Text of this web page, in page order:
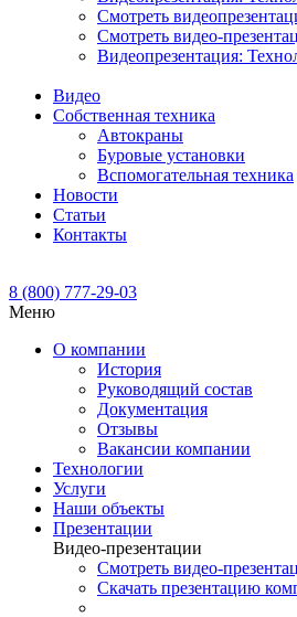
Смотреть
Смотреть видео-
Видеопрезентация:
Видео
Собственная техника
Автокраны
Буровые установки
Вспомогательная техника
Новости
Статьи
Контакты
8 (800) 777-29-03
Меню
О компании
История
Руководящий состав
Документация
Отзывы
Вакансии компании
Технологии
Услуги
Наши объекты
Презентации
Видео-презентации
Смотреть видео-
Скачать презентацию